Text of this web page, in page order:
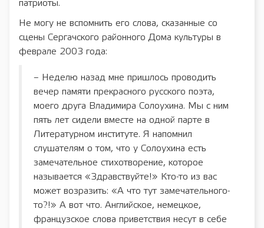
патриоты.
Не могу не вспомнить его слова, сказанные со
сцены Сергачского районного Дома культуры в
феврале 2003 года:
– Неделю назад мне пришлось проводить
вечер памяти прекрасного русского поэта,
моего друга Владимира Солоухина. Мы с ним
пять лет сидели вместе на одной парте в
Литературном институте. Я напомнил
слушателям о том, что у Солоухина есть
замечательное стихотворение, которое
называется «Здравствуйте!» Кто-то из вас
может возразить: «А что тут замечательного-
то?!» А вот что. Английское, немецкое,
французское слова приветствия несут в себе